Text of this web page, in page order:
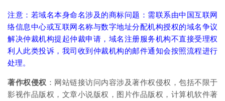
注意：若域名本身命名涉及的商标问题：需联系由中国互联网
络信息中心或互联网名称与数字地址分配机构授权的域名争议
解决仲裁机构提起仲裁申请，域名注册服务机构不直接受理权
利人此类投诉，我司收到仲裁机构的邮件通知会按照流程进行
处理。
著作权侵权 ：网站链接访问内容涉及著作权侵权，包括不限于
影视作品版权，文章小说版权，图片作品版权，计算机软件著